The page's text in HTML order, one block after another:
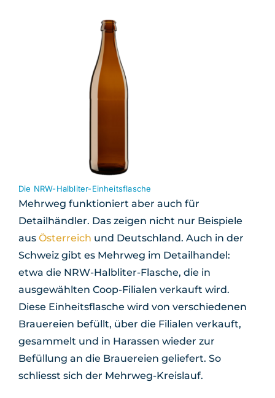
Die NRW-Halbliter-Einheitsflasche
Mehrweg funktioniert aber auch für
Detailhändler. Das zeigen nicht nur Beispiele
aus Österreich und Deutschland. Auch in der
Schweiz gibt es Mehrweg im Detailhandel:
etwa die NRW-Halbliter-Flasche, die in
ausgewählten Coop-Filialen verkauft wird.
Diese Einheitsflasche wird von verschiedenen
Brauereien befüllt, über die Filialen verkauft,
gesammelt und in Harassen wieder zur
Befüllung an die Brauereien geliefert. So
schliesst sich der Mehrweg-Kreislauf.